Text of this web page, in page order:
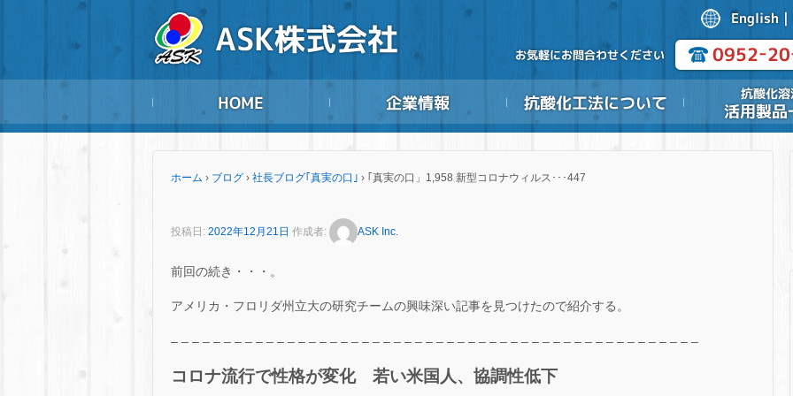
ホーム › ブログ › 社長ブログ｢真実の口｣ › ｢真実の口」1,958 新型コロナウィルス･･･447
投稿日: 2022年12月21日 作成者: ASK Inc.
前回の続き・・・。
アメリカ・フロリダ州立大の研究チームの興味深い記事を見つけたので紹介する。
– – – – – – – – – – – – – – – – – – – – – – – – – – – – – – – – – – – – – – – – – – – – – – – – – –
コロナ流行で性格が変化 若い米国人、協調性低下